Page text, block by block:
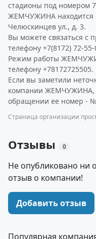
стадионы под номером
ЖЕМЧУЖИНА находится
Челюскинцев ул., д. 3.
Вы можете связаться с
телефону +7(8172) 72-
Режим работы
телефону +78172725505.
Если вы заметили
компании ЖЕМЧУЖИНА,
обращении ее номер -
Страница организации
Отзывы 0
Не опубликовано ни
отзыв о компании!
Добавить отзыв
Популярная